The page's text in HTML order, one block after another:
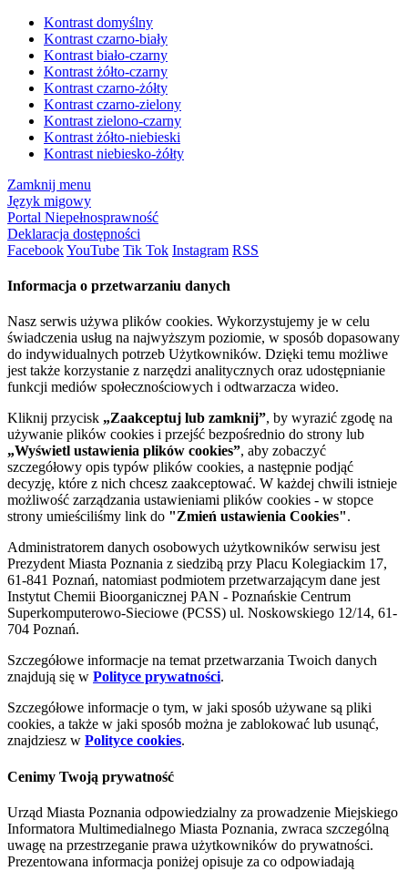
Kontrast domyślny
Kontrast czarno-biały
Kontrast biało-czarny
Kontrast żółto-czarny
Kontrast czarno-żółty
Kontrast czarno-zielony
Kontrast zielono-czarny
Kontrast żółto-niebieski
Kontrast niebiesko-żółty
Zamknij menu
Język migowy
Portal Niepełnosprawność
Deklaracja dostępności
FacebookYouTube Tik Tok Instagram RSS
Informacja o przetwarzaniu danych
Nasz serwis używa plików cookies. Wykorzystujemy je w celu
świadczenia usług na najwyższym poziomie, w sposób dopasowany
do indywidualnych potrzeb Użytkowników. Dzięki temu możliwe
jest także korzystanie z narzędzi analitycznych oraz udostępnianie
funkcji mediów społecznościowych i odtwarzacza wideo.
Kliknij przycisk „Zaakceptuj lub zamknij”, by wyrazić zgodę na
używanie plików cookies i przejść bezpośrednio do strony lub
„Wyświetl ustawienia plików cookies”, aby zobaczyć
szczegółowy opis typów plików cookies, a następnie podjąć
decyzję, które z nich chcesz zaakceptować. W każdej chwili istnieje
możliwość zarządzania ustawieniami plików cookies - w stopce
strony umieściliśmy link do "Zmień ustawienia Cookies".
Administratorem danych osobowych użytkowników serwisu jest
Prezydent Miasta Poznania z siedzibą przy Placu Kolegiackim 17,
61-841 Poznań, natomiast podmiotem przetwarzającym dane jest
Instytut Chemii Bioorganicznej PAN - Poznańskie Centrum
Superkomputerowo-Sieciowe (PCSS) ul. Noskowskiego 12/14, 61-
704 Poznań.
Szczegółowe informacje na temat przetwarzania Twoich danych
znajdują się w Polityce prywatności.
Szczegółowe informacje o tym, w jaki sposób używane są pliki
cookies, a także w jaki sposób można je zablokować lub usunąć,
znajdziesz w Polityce cookies.
Cenimy Twoją prywatność
Urząd Miasta Poznania odpowiedzialny za prowadzenie Miejskiego
Informatora Multimedialnego Miasta Poznania, zwraca szczególną
uwagę na przestrzeganie prawa użytkowników do prywatności.
Prezentowana informacja poniżej opisuje za co odpowiadają